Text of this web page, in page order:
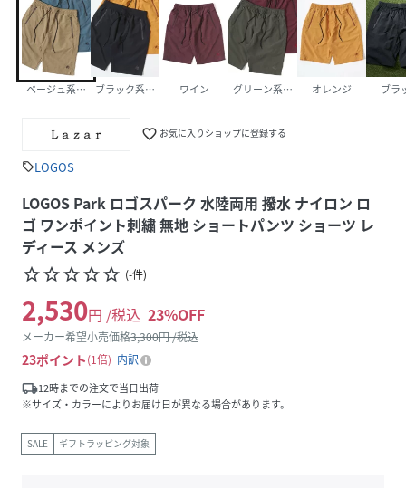
ベージュ系その他ブラック系その他 ワイン グリーン系その他 オレンジ ブラ
favorite_border お気に入りショップに登録する
sellLOGOS
LOGOS Park ロゴスパーク 水陸両用 撥水 ナイロン ロ
ゴ ワンポイント刺繍 無地 ショートパンツ ショーツ レ
ディース メンズ
star_borderstar_borderstar_borderstar_borderstar_border (-件)
2,530円 /税込 23%OFF
メーカー希望小売価格3,300円 /税込
23ポイント 1倍
内訳
local_shipping12時までの注文で当日出荷
※サイズ・カラーによりお届け日が異なる場合があります。
SALE ギフトラッピング対象